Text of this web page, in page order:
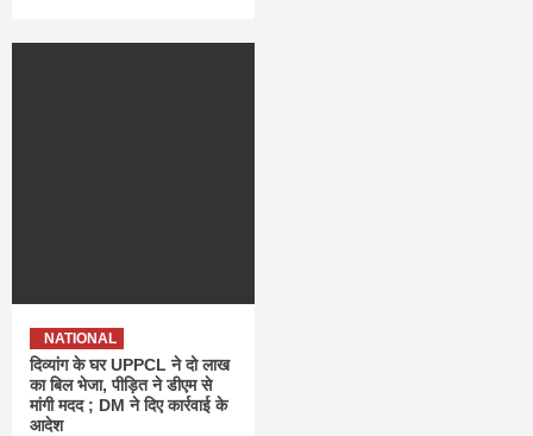
NATIONAL
दिव्यांग के घर UPPCL ने दो लाख
का बिल भेजा, पीड़ित ने डीएम से
मांगी मदद ; DM ने दिए कार्रवाई के
आदेश